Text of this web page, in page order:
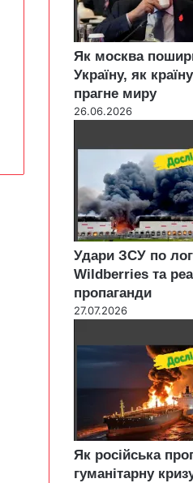
Як москва
Україну, як
прагне миру
26.06.2026
Удари ЗСУ по
Wildberries та
пропаганди
27.07.2026
Як російська
гуманітарну